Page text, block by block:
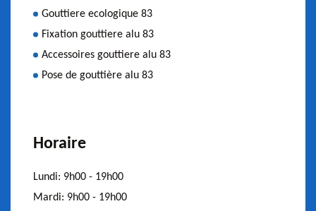
Gouttiere ecologique 83
Fixation gouttiere alu 83
Accessoires gouttiere alu 83
Pose de gouttière alu 83
Horaire
Lundi: 9h00 - 19h00
Mardi: 9h00 - 19h00